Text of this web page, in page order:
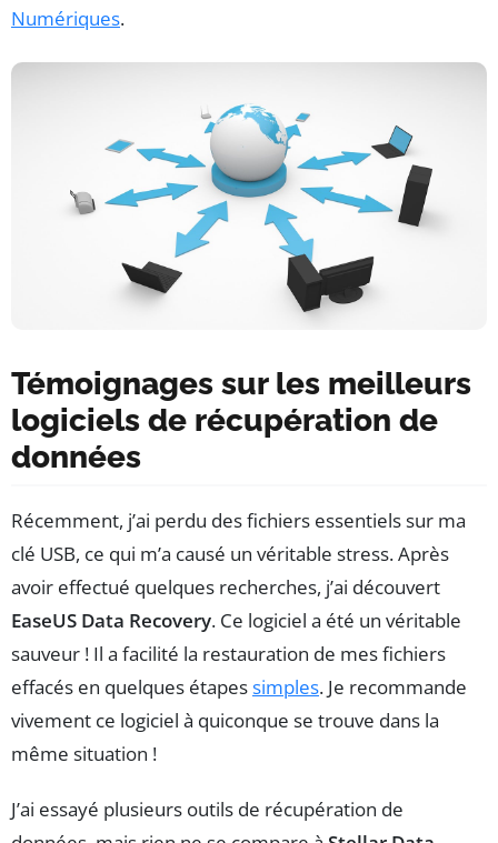
Numériques.
Témoignages sur les meilleurs
logiciels de récupération de
données
Récemment, j’ai perdu des fichiers essentiels sur ma
clé USB, ce qui m’a causé un véritable stress. Après
avoir effectué quelques recherches, j’ai découvert
EaseUS Data Recovery. Ce logiciel a été un véritable
sauveur ! Il a facilité la restauration de mes fichiers
effacés en quelques étapessimples. Je recommande
vivement ce logiciel à quiconque se trouve dans la
même situation !
J’ai essayé plusieurs outils de récupération de